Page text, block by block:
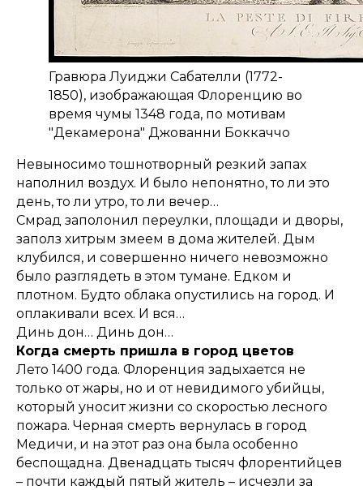
Гравюра Луиджи Сабателли (1772-
1850), изображающая Флоренцию во
время чумы 1348 года, по мотивам
"Декамерона" Джованни Боккаччо
Невыносимо тошнотворный резкий запах
наполнил воздух. И было непонятно, то ли это
день, то ли утро, то ли вечер…
Смрад заполонил переулки, площади и дворы,
заполз хитрым змеем в дома жителей. Дым
клубился, и совершенно ничего невозможно
было разглядеть в этом тумане. Едком и
плотном. Будто облака опустились на город. И
оплакивали всех. И вся…
Динь дон… Динь дон…
Когда смерть пришла в город цветов
Лето 1400 года. Флоренция задыхается не
только от жары, но и от невидимого убийцы,
который уносит жизни со скоростью лесного
пожара. Черная смерть вернулась в город
Медичи, и на этот раз она была особенно
беспощадна. Двенадцать тысяч флорентийцев
– почти каждый пятый житель – исчезли за